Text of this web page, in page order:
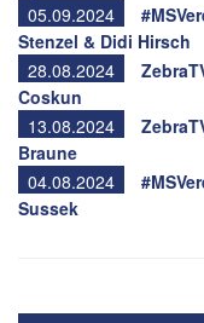
05.09.2024
Stenzel & Didi Hirsch
28.08.2024
Coskun
13.08.2024
Braune
04.08.2024
Sussek